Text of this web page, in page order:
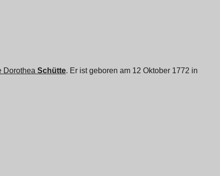
Dorothea Schütte. Er ist geboren am 12 Oktober 1772 in